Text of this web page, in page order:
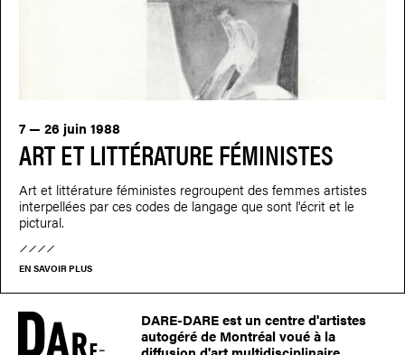
ART ET LITTÉRATURE FÉMINISTES
7 — 26 juin 1988
Art et littérature féministes regroupent des femmes artistes
interpellées par ces codes de langage que sont l'écrit et le
pictural.
EN SAVOIR PLUS
DARE-DARE est un centre d'artistes
autogéré de Montréal voué à la